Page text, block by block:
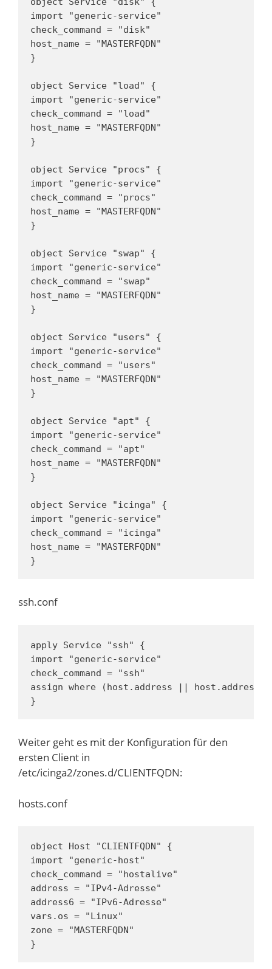
import "generic-service"
check_command = "disk"
host_name = "MASTERFQDN"
}
object Service "load" {
import "generic-service"
check_command = "load"
host_name = "MASTERFQDN"
}
object Service "procs" {
import "generic-service"
check_command = "procs"
host_name = "MASTERFQDN"
}
object Service "swap" {
import "generic-service"
check_command = "swap"
host_name = "MASTERFQDN"
}
object Service "users" {
import "generic-service"
check_command = "users"
host_name = "MASTERFQDN"
}
object Service "apt" {
import "generic-service"
check_command = "apt"
host_name = "MASTERFQDN"
}
object Service "icinga" {
import "generic-service"
check_command = "icinga"
host_name = "MASTERFQDN"
}
ssh.conf
apply Service "ssh" {
import "generic-service"
check_command = "ssh"
assign where (host.address ||
}
Weiter geht es mit der Konfiguration für den
ersten Client in
/etc/icinga2/zones.d/CLIENTFQDN:
hosts.conf
object Host "CLIENTFQDN" {
import "generic-host"
check_command = "hostalive"
address = "IPv4-Adresse"
address6 = "IPv6-Adresse"
vars.os = "Linux"
zone = "MASTERFQDN"
}